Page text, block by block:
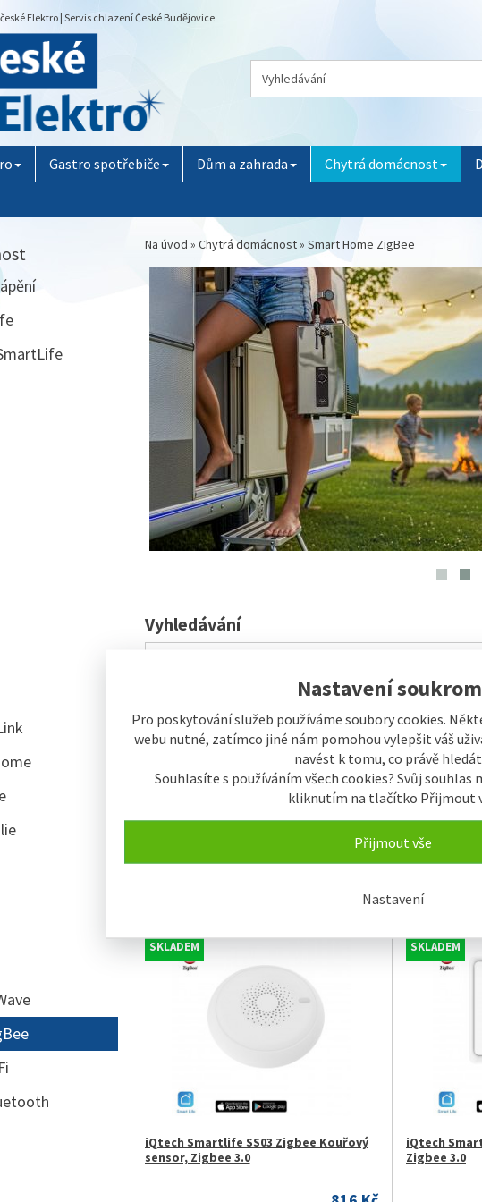
Nastavení
Pro poskytování služeb používáme soubory cookies.
webu nutné, zatímco jiné nám pomohou vylepšit váš
navést k tomu, co právě
Souhlasíte s používáním všech cookies? Svůj
kliknutím na tlačítko Přijmout
Přijmout vše
Nastavení
Elektro | Servis chlazení České Budějovice
Gastro spotřebiče Dům a zahrada Chytrá domácnost
Na úvod » Chytrá domácnost» Smart Home ZigBee
Vyhledávání
Smart Home ZigBee
Od nejlevnějšího Od
Řádkově s
SKLADEM
iQtech Smartlife SS03 Zigbee Kouřový
sensor, Zigbee 3.0
SKLADEM
iQtech
Zigbee 3.0